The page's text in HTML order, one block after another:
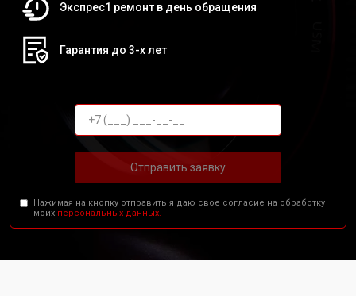
Экспрес1 ремонт в день обращения
Гарантия до 3-х лет
Отправить заявку
Нажимая на кнопку отправить я даю свое согласие на обработку
моих персональных данных.